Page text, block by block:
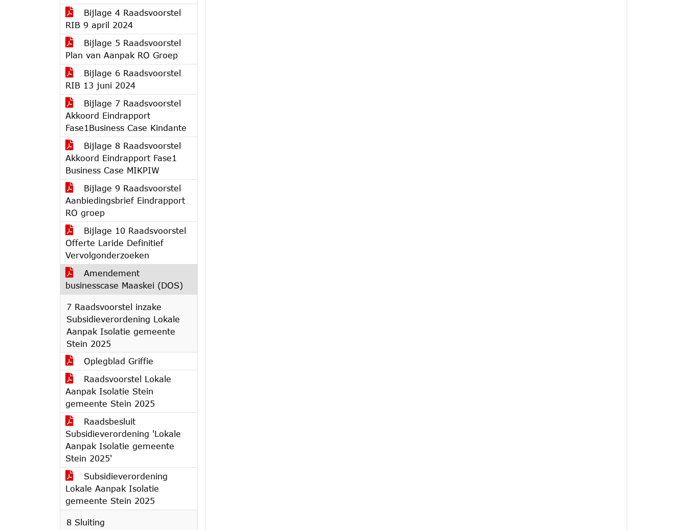
Bijlage 4 Raadsvoorstel
RIB 9 april 2024
Bijlage 5 Raadsvoorstel
Plan van Aanpak RO Groep
Bijlage 6 Raadsvoorstel
RIB 13 juni 2024
Bijlage 7 Raadsvoorstel
Akkoord Eindrapport
Fase1Business Case Kindante
Bijlage 8 Raadsvoorstel
Akkoord Eindrapport Fase1
Business Case MIKPIW
Bijlage 9 Raadsvoorstel
Aanbiedingsbrief Eindrapport
RO groep
Bijlage 10 Raadsvoorstel
Offerte Laride Definitief
Vervolgonderzoeken
Amendement
businesscase Maaskei (DOS)
7 Raadsvoorstel inzake
Subsidieverordening Lokale
Aanpak Isolatie gemeente
Stein 2025
Oplegblad Griffie
Raadsvoorstel Lokale
Aanpak Isolatie Stein
gemeente Stein 2025
Raadsbesluit
Subsidieverordening 'Lokale
Aanpak Isolatie gemeente
Stein 2025'
Subsidieverordening
Lokale Aanpak Isolatie
gemeente Stein 2025
8 Sluiting